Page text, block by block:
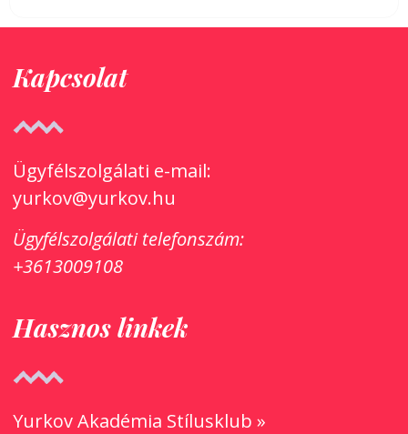
Kapcsolat
Ügyfélszolgálati e-mail:
yurkov@yurkov.hu
Ügyfélszolgálatitelefonszám:
+3613009108
Hasznos linkek
Yurkov Akadémia Stílusklub »